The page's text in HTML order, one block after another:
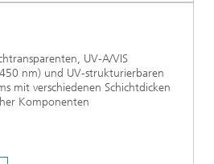
UV-A/VIS
nm) und UV-strukturierbaren
mit verschiedenen Schichtdicken
Komponenten